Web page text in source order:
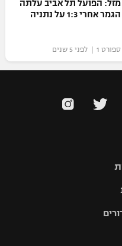
הפועל תל אביב עלתה
אחרי 1:3 על נתניה
לפני 5 שנים